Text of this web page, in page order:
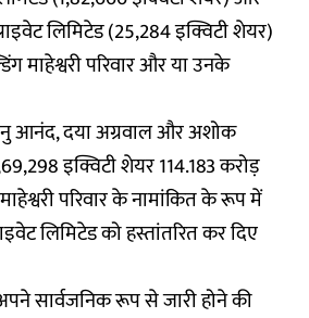
लिमिटेड (25,284 इक्विटी शेयर)
माहेश्वरी परिवार और या उनके
आनंद, दया अग्रवाल और अशोक
इक्विटी शेयर 114.183 करोड़
परिवार के नामांकित के रूप में
लिमिटेड को हस्तांतरित कर दिए
सार्वजनिक रूप से जारी होने की